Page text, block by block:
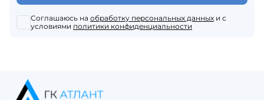
Соглашаюсь на обработку персональных данных и с
условиями политики конфиденциальности